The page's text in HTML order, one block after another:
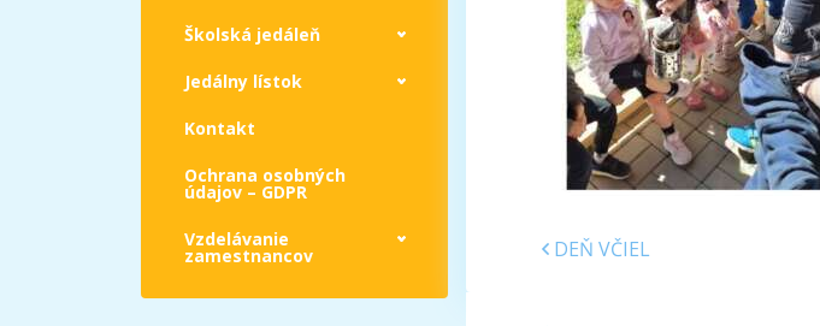
Školská jedáleň
Jedálny lístok
Kontakt
Ochrana osobných
údajov – GDPR
Vzdelávanie
zamestnancov DEŇ VČIEL